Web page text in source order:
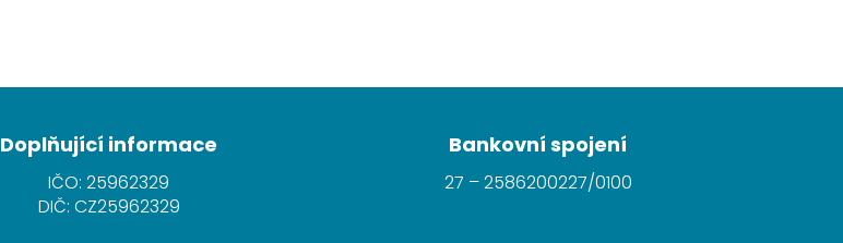
Doplňující informace
IČO: 25962329
DIČ: CZ25962329
Bankovní spojení
27 – 2586200227/0100